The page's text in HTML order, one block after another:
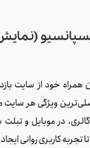
همراه خود از سایت
ویژگی هر
در موبایل و
کاربری روانی